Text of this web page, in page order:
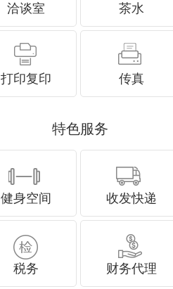
洽谈室 茶水
打印复印 传真
特色服务
健身空间 收发快递
税务 财务代理